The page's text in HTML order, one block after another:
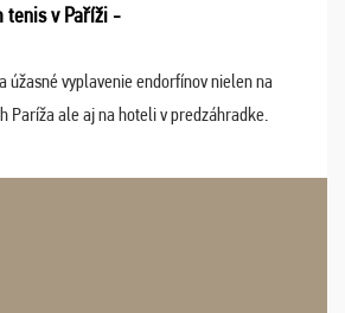
tenis v Paříži -
úžasné vyplavenie endorfínov nielen na
Paríža ale aj na hoteli v predzáhradke.
repete budúci rok : ...